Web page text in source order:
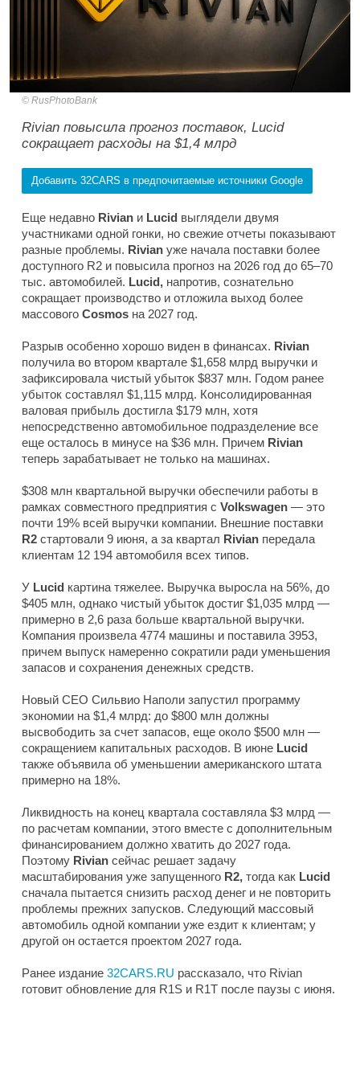
RusPhotoBank
Rivian повысила прогноз поставок, Lucid
сокращает расходы на $1,4 млрд
Добавить 32CARS в предпочитаемые источники Google
Еще недавно Rivian и Lucid выглядели двумя
участниками одной гонки, но свежие отчеты показывают
разные проблемы. Rivian уже начала поставки более
доступного R2 и повысила прогноз на 2026 год до 65–70
тыс. автомобилей. Lucid, напротив, сознательно
сокращает производство и отложила выход более
массового Cosmos на 2027 год.
Разрыв особенно хорошо виден в финансах. Rivian
получила во втором квартале $1,658 млрд выручки и
зафиксировала чистый убыток $837 млн. Годом ранее
убыток составлял $1,115 млрд. Консолидированная
валовая прибыль достигла $179 млн, хотя
непосредственно автомобильное подразделение все
еще осталось в минусе на $36 млн. Причем Rivian
теперь зарабатывает не только на машинах.
$308 млн квартальной выручки обеспечили работы в
рамках совместного предприятия с Volkswagen — это
почти 19% всей выручки компании. Внешние поставки
R2 стартовали 9 июня, а за квартал Rivian передала
клиентам 12 194 автомобиля всех типов.
У Lucid картина тяжелее. Выручка выросла на 56%, до
$405 млн, однако чистый убыток достиг $1,035 млрд —
примерно в 2,6 раза больше квартальной выручки.
Компания произвела 4774 машины и поставила 3953,
причем выпуск намеренно сократили ради уменьшения
запасов и сохранения денежных средств.
Новый CEO Сильвио Наполи запустил программу
экономии на $1,4 млрд: до $800 млн должны
высвободить за счет запасов, еще около $500 млн —
сокращением капитальных расходов. В июне Lucid
также объявила об уменьшении американского штата
примерно на 18%.
Ликвидность на конец квартала составляла $3 млрд —
по расчетам компании, этого вместе с дополнительным
финансированием должно хватить до 2027 года.
Поэтому Rivian сейчас решает задачу
масштабирования уже запущенного R2, тогда как Lucid
сначала пытается снизить расход денег и не повторить
проблемы прежних запусков. Следующий массовый
автомобиль одной компании уже ездит к клиентам; у
другой он остается проектом 2027 года.
Ранее издание 32CARS.RU рассказало, что Rivian
готовит обновление для R1S и R1T после паузы с июня.